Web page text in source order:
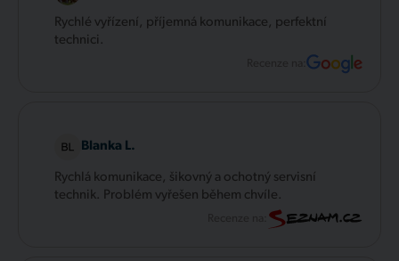
Rychlé vyřízení, příjemná komunikace, perfektní
technici.
Recenze na:
Blanka L.
Rychlá komunikace, šikovný a ochotný servisní
technik. Problém vyřešen během chvíle.